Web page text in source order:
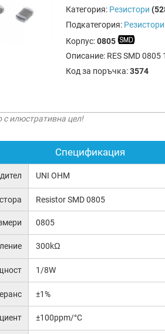
Категория: Резистори
Подкатегория:
Корпус:0805
Описание: RES SMD
Код за поръчка:3574
илюстративна цел!
Спецификация
UNI OHM
Resistor SMD 0805
0805
300kΩ
1/8W
±1%
±100ppm/°C